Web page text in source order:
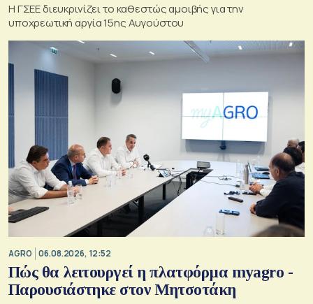
Η ΓΣΕΕ διευκρινίζει το καθεστώς αμοιβής για την
υποχρεωτική αργία 15ης Αυγούστου
AGRO 06.08.2026, 12:52
Πώς θα λειτουργεί η πλατφόρμα myagro -
Παρουσιάστηκε στον Μητσοτάκη